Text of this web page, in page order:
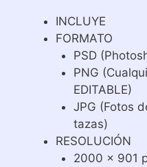
INCLUYE
FORMATO
PSD
PNG
EDITABLE)
JPG (Fotos
tazas)
RESOLUCIÓN
2000 x 901